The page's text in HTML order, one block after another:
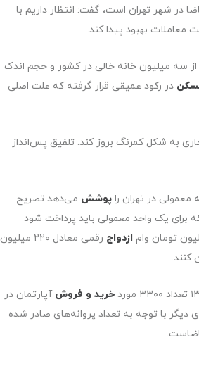
در شهر تهران است، گفت: انتظار داریم با
بهبود پیدا کند.
از سه میلیون خانه خالی در کشور و حجم اندک
در رکود عمیقی قرار گرفته که علت اصلی
به شکل کمرنگ بروز کند. تلفیق پس‌انداز
در تهران را پوشش می‌دهد تصریح
که برای یک واحد معمولی باید پرداخت شود
ازدواج
رقمی معادل ۲۲۰ میلیون
خرید و فروش آپارتمان در
با توجه به تعداد پروانه‌های صادر شده